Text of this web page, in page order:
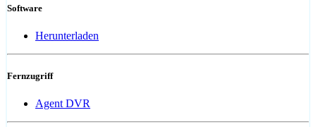
Software
Herunterladen
Fernzugriff
Agent DVR